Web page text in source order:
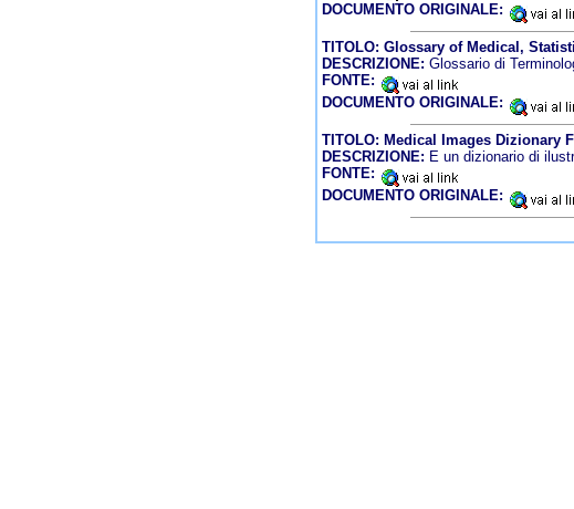
DOCUMENTO ORIGINALE:
TITOLO: Glossary of Medical,
DESCRIZIONE: Glossario di
FONTE:
DOCUMENTO ORIGINALE:
TITOLO: Medical Images Dizionary
DESCRIZIONE: E un dizionario di
FONTE:
DOCUMENTO ORIGINALE: